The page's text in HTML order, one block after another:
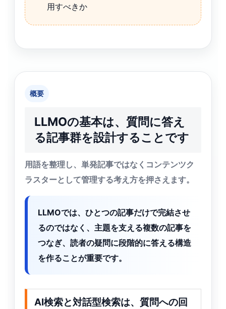
用すべきか
概要
LLMOの基本は、質問に答え
る記事群を設計することです
用語を整理し、単発記事ではなくコンテンツク
ラスターとして管理する考え方を押さえます。
LLMOでは、ひとつの記事だけで完結させ
るのではなく、主題を支える複数の記事を
つなぎ、読者の疑問に段階的に答える構造
を作ることが重要です。
AI検索と対話型検索は、質問への回